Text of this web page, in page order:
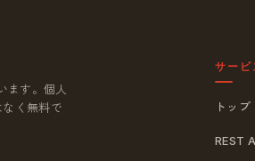
ます。個人
く無料で
サービ
トップ
REST